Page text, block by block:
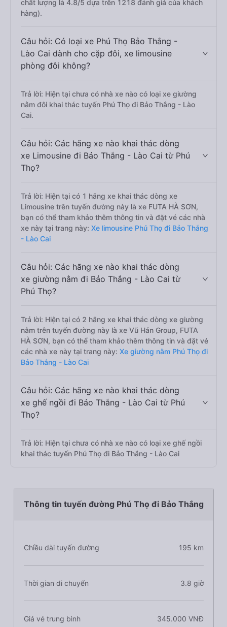
chất lượng là 4.8/5 dựa trên 1218 đánh giá của khách
hàng).
Câu hỏi: Có loại xe Phú Thọ Bảo Thắng -
Lào Cai dành cho cặp đôi, xe limousine
phòng đôi không?
Trả lời: Hiện tại chưa có nhà xe nào có loại xe giường
nằm đôi khai thác tuyến Phú Thọ đi Bảo Thắng - Lào
Cai.
Câu hỏi: Các hãng xe nào khai thác dòng
xe Limousine đi Bảo Thắng - Lào Cai từ Phú
Thọ?
Trả lời: Hiện tại có 1 hãng xe khai thác dòng xe
Limousine trên tuyến đường này là xe FUTA HÀ SƠN,
bạn có thể tham khảo thêm thông tin và đặt vé các nhà
xe này tại trang này: Xe limousine Phú Thọ đi Bảo Thắng
- Lào Cai
Câu hỏi: Các hãng xe nào khai thác dòng
xe giường nằm đi Bảo Thắng - Lào Cai từ
Phú Thọ?
Trả lời: Hiện tại có 2 hãng xe khai thác dòng xe giường
nằm trên tuyến đường này là xe Vũ Hán Group, FUTA
HÀ SƠN, bạn có thể tham khảo thêm thông tin và đặt vé
các nhà xe này tại trang này: Xe giường nằm Phú Thọ đi
Bảo Thắng - Lào Cai
Câu hỏi: Các hãng xe nào khai thác dòng
xe ghế ngồi đi Bảo Thắng - Lào Cai từ Phú
Thọ?
Trả lời: Hiện tại chưa có nhà xe nào có loại xe ghế ngồi
khai thác tuyến Phú Thọ đi Bảo Thắng - Lào Cai
Thông tin tuyến đường Phú Thọ đi Bảo Thắng
Chiều dài tuyến đường 195 km
Thời gian di chuyển 3.8 giờ
Giá vé trung bình 345.000 VNĐ